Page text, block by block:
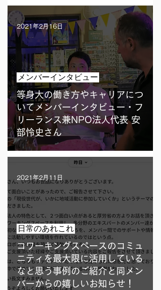
等身大の働き方やキャリアにつ
いてメンバーインタビュー・フ
リーランス兼NPO法人代表 安
部怜史さん
メンバーインタビュー
2021年2月16日
コワーキングスペースのコミュ
ニティを最大限に活用している
なと思う事例のご紹介と同メン
バーからの嬉しいお知らせ！
日常のあれこれ
2021年2月11日